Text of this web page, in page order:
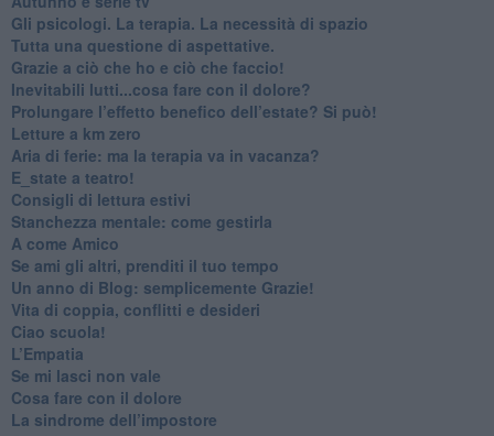
​Gli psicologi. La terapia. La necessità di spazio
​Tutta una questione di aspettative.
​Grazie a ciò che ho e ciò che faccio!
​Inevitabili lutti...cosa fare con il dolore?
Prolungare l’effetto benefico dell’estate? Si può!
​Letture a km zero
​Aria di ferie: ma la terapia va in vacanza?
​E_state a teatro!
​Consigli di lettura estivi
​Stanchezza mentale: come gestirla
​A come Amico
​Se ami gli altri, prenditi il tuo tempo
​Un anno di Blog: semplicemente Grazie!
​Vita di coppia, conflitti e desideri
​Ciao scuola!
​L’Empatia
​Se mi lasci non vale
Cosa fare con il dolore
​La sindrome dell’impostore